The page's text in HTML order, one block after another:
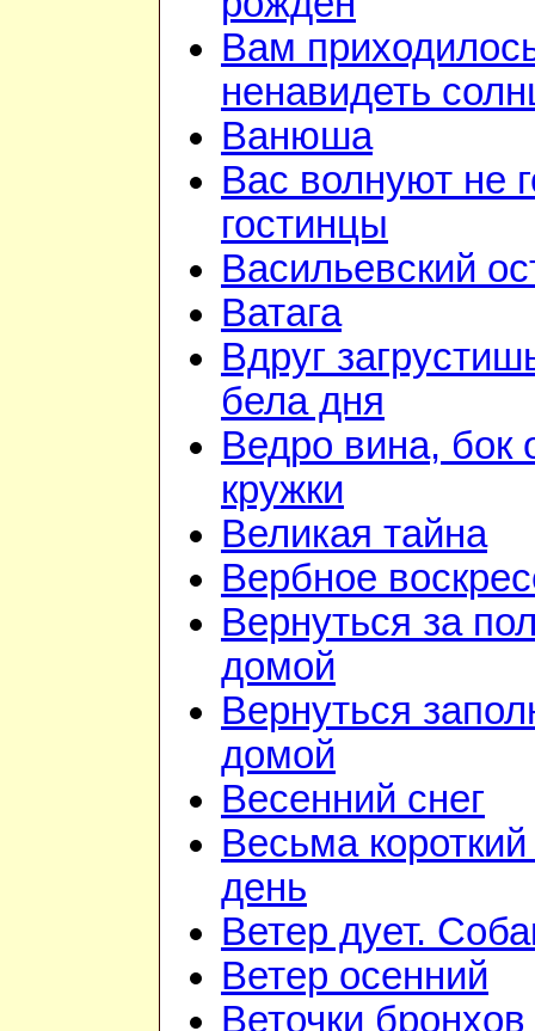
Вам
ненавидеть
Ванюша
Вас волнуют не
гостинцы
Васильевский
Ватага
Вдруг
бела дня
Ведро вина, бок
кружки
Великая тайна
Вербное
Вернуться за
домой
Вернуться
домой
Весенний снег
Весьма
день
Ветер дует.
Ветер осенний
Веточки бронхов